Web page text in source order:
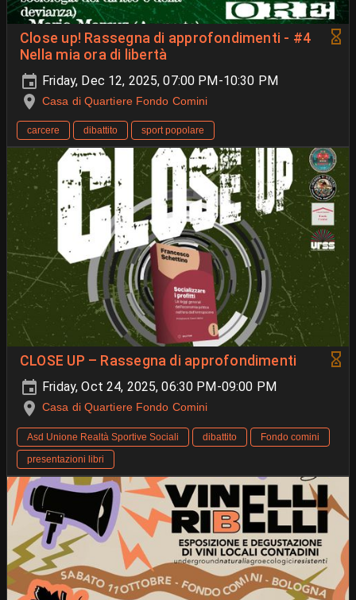
Close up! Rassegna di approfondimenti - #4
Nella mia ora di libertà
Friday, Dec 12, 2025, 07:00 PM-10:30 PM
Casa di Quartiere Fondo Comini
carcere dibattito sport popolare
CLOSE UP – Rassegna di approfondimenti
Friday, Oct 24, 2025, 06:30 PM-09:00 PM
Casa di Quartiere Fondo Comini
Asd Unione Realtà Sportive Sociali dibattito
Fondo comini
presentazioni libri